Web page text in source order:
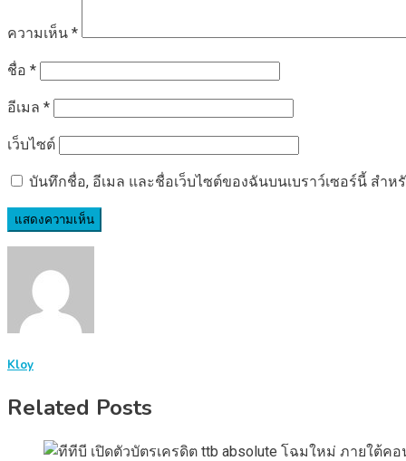
ความเห็น *
ชื่อ *
อีเมล *
เว็บไซต์
บันทึกชื่อ, อีเมล และชื่อเว็บไซต์ของฉันบนเบราว์เซอร์นี้ สำห
Kloy
Related Posts